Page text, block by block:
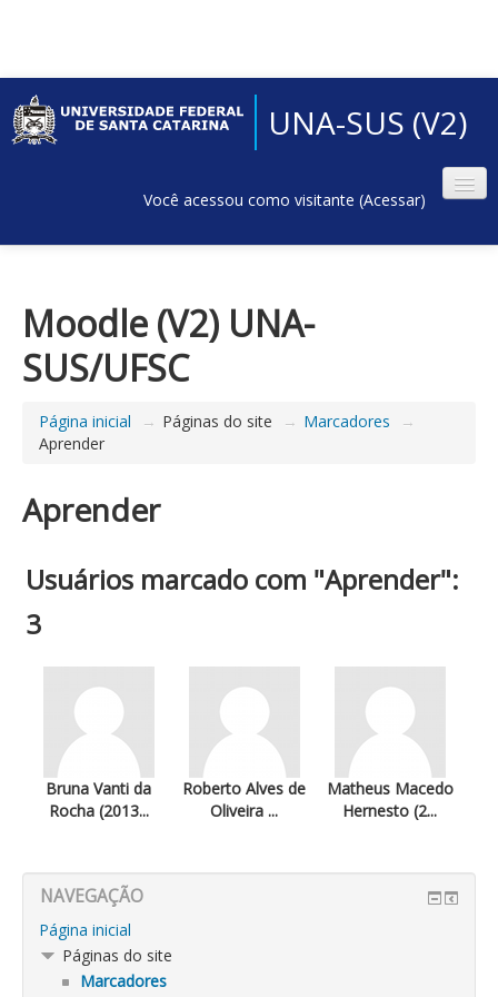
UNA-SUS (V2)
Você acessou como visitante (Acessar)
Moodle (V2) UNA-
SUS/UFSC
Página inicial → Páginas do site → Marcadores
→
Aprender
Aprender
Usuários marcado com "Aprender":
3
Bruna Vanti da
Rocha (2013...
Roberto Alves de
Oliveira ...
Matheus Macedo
Hernesto (2...
NAVEGAÇÃO
Página inicial
Páginas do site
Marcadores